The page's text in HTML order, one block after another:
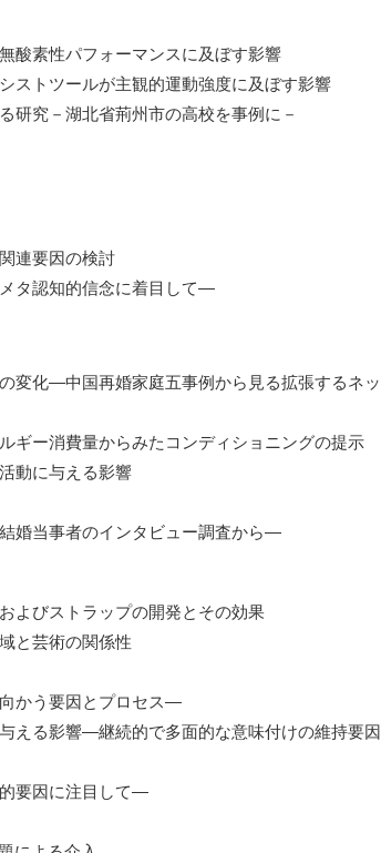
酸素性パフォーマンスに及ぼす影響
ストツールが主観的運動強度に及ぼす影響
研究－湖北省荊州市の高校を事例に－
連要因の検討
タ認知的信念に着目して―
変化―中国再婚家庭五事例から見る拡張するネッ
ギー消費量からみたコンディショニングの提示
動に与える影響
婚当事者のインタビュー調査から―
よびストラップの開発とその効果
と芸術の関係性
かう要因とプロセス―
える影響―継続的で多面的な意味付けの維持要因
要因に注目して―